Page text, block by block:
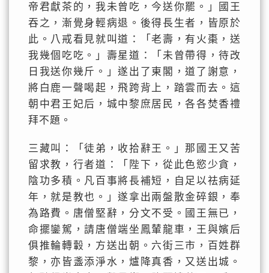
帝君獻茶的，我未曾吃，今送你罷。」國王
吞之，漸覺身輕病退。後得長生者，皆原於
此。八戒看見就叫道：「老壽，有火棗，送
我幾個吃吃。」壽星道：「未曾帶得，待改
日我送你幾斤。」遂出了東閣，道了謝意，
將白鹿一聲喝起，飛跨背上，踏雲而去。這
朝中君王妃后，城中黎庶居民，各各焚香禮
拜不題。
三藏叫：「徒弟，收拾辭王。」那國王又苦
留求教，行者道：「陛下，從此色慾少貪，
陰功多積。凡百事將長補短，自足以祛病延
年，就是教也。」遂拿出兩盤散金碎銀，奉
為路費。唐僧堅辭，分文不受。國王無已，
命擺鑾駕，請唐僧端坐鳳輦龍車，王與嬪后
俱推輪轉轂，方送出朝。六街三市，百姓群
黎，亦皆盞添淨水，爐降真香，又送出城。